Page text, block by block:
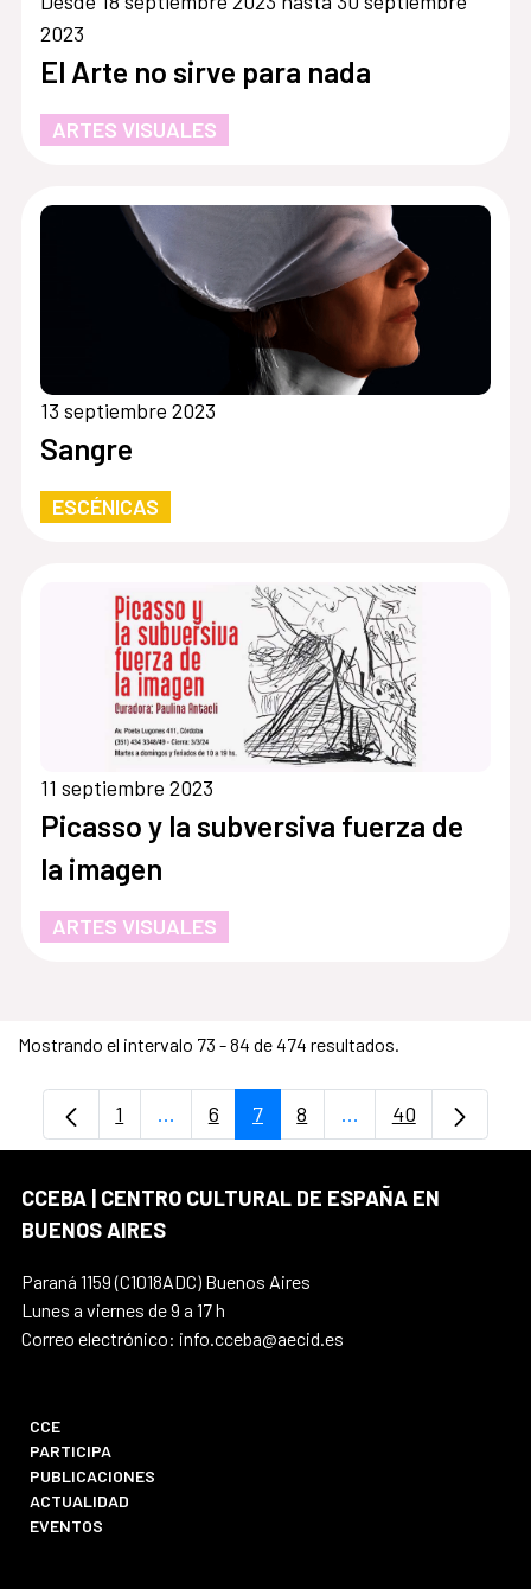
2023
El Arte no sirve para nada
ARTES VISUALES
13 septiembre 2023
Sangre
ESCÉNICAS
11 septiembre 2023
Picasso y la subversiva fuerza de
la imagen
ARTES VISUALES
Mostrando el intervalo 73 - 84 de 474 resultados.
Página
1 ...Páginas intermedias Use TAB para
Página
6 Página
7 Página
8 ...PáginasPágina
40
CCEBA | CENTRO CULTURAL DE ESPAÑA EN
BUENOS AIRES
Paraná 1159 (C1018ADC) Buenos Aires
Lunes a viernes de 9 a 17 h
Correo electrónico: info.cceba@aecid.es
CCE
PARTICIPA
PUBLICACIONES
ACTUALIDAD
EVENTOS